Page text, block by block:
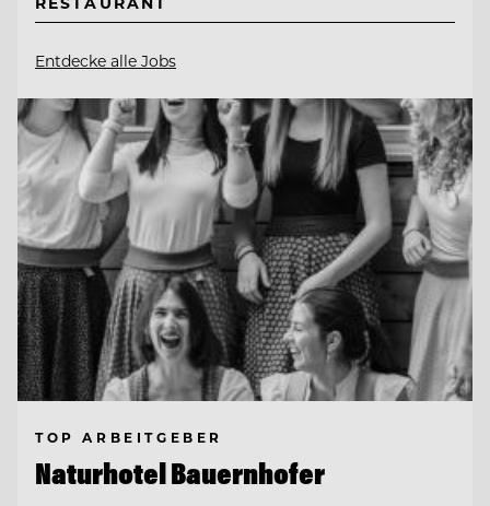
Entdecke alle Jobs
TOP ARBEITGEBER
Naturhotel Bauernhofer